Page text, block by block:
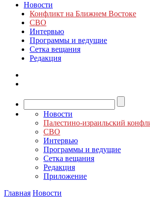
Новости
Конфликт на Ближнем Востоке
СВО
Интервью
Программы и ведущие
Сетка вещания
Редакция
Новости
Палестино-израильский
СВО
Интервью
Программы и ведущие
Сетка вещания
Редакция
Приложение
Главная Новости